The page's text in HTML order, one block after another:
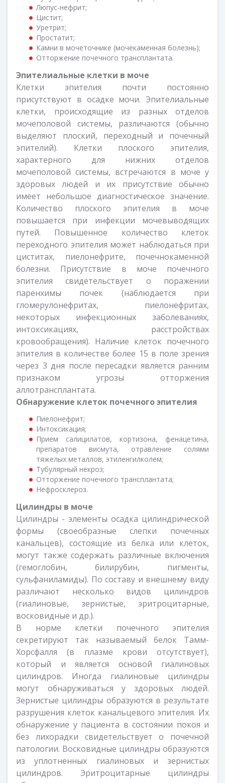
Люпус-нефрит;
Цистит;
Уретрит;
Простатит;
Камни в мочеточнике (мочекаменная болезнь);
Отторжение почечного трансплантата.
Эпителиальные клетки в моче
Клетки эпителия почти постоянно
присутствуют в осадке мочи. Эпителиальные
клетки, происходящие из разных отделов
мочеполовой системы, различаются (обычно
выделяют плоский, переходный и почечный
эпителий). Клетки плоского эпителия,
характерного для нижних отделов
мочеполовой системы, встречаются в моче у
здоровых людей и их присутствие обычно
имеет небольшое диагностическое значение.
Количество плоского эпителия в моче
повышается при инфекции мочевыводящих
путей. Повышенное количество клеток
переходного эпителия может наблюдаться при
циститах, пиелонефрите, почечнокаменной
болезни. Присутствие в моче почечного
эпителия свидетельствует о поражении
паренхимы почек (наблюдается при
гломерулонефритах, пиелонефритах,
некоторых инфекционных заболеваниях,
интоксикациях, расстройствах
кровообращения). Наличие клеток почечного
эпителия в количестве более 15 в поле зрения
через 3 дня после пересадки является ранним
признаком угрозы отторжения
аллотрансплантата.
Обнаружение клеток почечного эпителия
Пиелонефрит;
Интоксикация;
Прием салицилатов, кортизона, фенацетина,
препаратов висмута, отравление солями
тяжелых металлов, этиленгилколем;
Тубулярный некроз;
Отторжение почечного трансплантата;
Нефросклероз.
Цилиндры в моче
Цилиндры - элементы осадка цилиндрической
формы (своеобразные слепки почечных
канальцев), состоящие из белка или клеток,
могут также содержать различные включения
(гемоглобин, билирубин, пигменты,
сульфаниламиды). По составу и внешнему виду
различают несколько видов цилиндров
(гиалиновые, зернистые, эритроцитарные,
восковидные и др.).
В норме клетки почечного эпителия
секретируют так называемый белок Тамм-
Хорсфалля (в плазме крови отсутствует),
который и является основой гиалиновых
цилиндров. Иногда гиалиновые цилиндры
могут обнаруживаться у здоровых людей.
Зернистые цилиндры образуются в результате
разрушения клеток канальцевого эпителия. Их
обнаружение у пациента в состоянии покоя и
без лихорадки свидетельствует о почечной
патологии. Восковидные цилиндры образуются
из уплотненных гиалиновых и зернистых
цилиндров. Эритроцитарные цилиндры